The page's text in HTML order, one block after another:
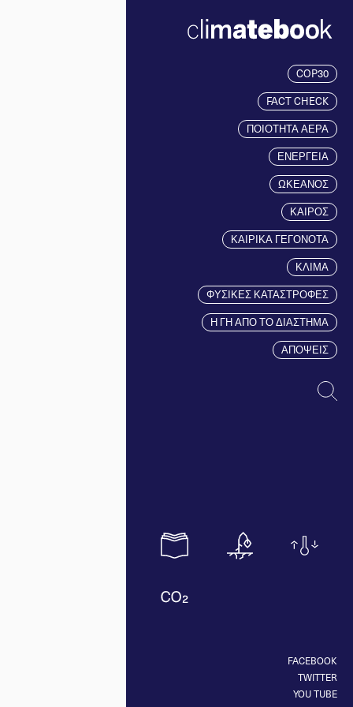
COP30
FACT CHECK
ΠΟΙΟΤΗΤΑ ΑΕΡΑ
ΕΝΕΡΓΕΙΑ
ΩΚΕΑΝΟΣ
ΚΑΙΡΟΣ
ΚΑΙΡΙΚΑ ΓΕΓΟΝΟΤΑ
ΚΛΙΜΑ
ΦΥΣΙΚΕΣ ΚΑΤΑΣΤΡΟΦΕΣ
Η ΓΗ ΑΠΟ ΤΟ ΔΙΑΣΤΗΜΑ
ΑΠΟΨΕΙΣ
FACEBOOK
TWITTER
YOU TUBE